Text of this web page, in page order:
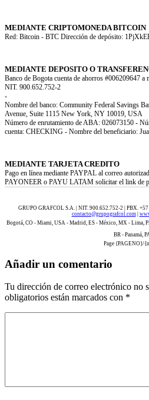
MEDIANTE CRIPTOMONEDA BITCOIN
Red: Bitcoin - BTC Dirección de depósito:
MEDIANTE DEPOSITO O
Banco de Bogota cuenta de ahorros #006209647
NIT. 900.652.752-2
-
Nombre del banco: Community Federal Savings
Avenue, Suite 1115 New York, NY 10019, USA
Número de enrutamiento de ABA: 026073150 -
cuenta: CHECKING - Nombre del beneficiario:
MEDIANTE TARJETA CREDITO
Pago en línea mediante PAYPAL al correo
PAYONEER o PAYU LATAM solicitar el link de
GRUPO GRAFCOL S.A. | NIT. 900.652.752-2 | PBX. +57
contacto@grupografcol.com|
Bogotá, CO - Miami, USA - Madrid, ES - México, MX - Lima,
BR - Panamá,
Page {PAGENO}/
Añadir un comentario
Tu dirección de correo electrónico no
obligatorios están marcados con *